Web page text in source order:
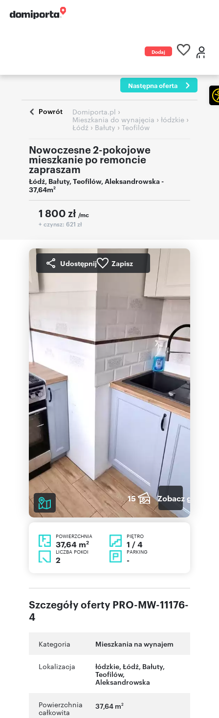
Dodaj
Następna oferta
Powrót Domiporta.pl ›
Mieszkania do wynajęcia › łódzkie ›
Łódź › Bałuty › Teofilów
Nowoczesne 2-pokojowe
mieszkanie po remoncie
zapraszam
Łódź, Bałuty,Teofilów,Aleksandrowska-
37,64m2
1 800 zł /mc
+ czynsz: 621 zł
Udostępnij Zapisz
15 Zobacz galerię
POWIERZCHNIA
37,64 m2
PIĘTRO
1 / 4
LICZBA POKOI
2
PARKING
-
Szczegóły oferty PRO-MW-11176-
4
Kategoria Mieszkania na wynajem
Lokalizacja łódzkie, Łódź, Bałuty,
Teofilów,
Aleksandrowska
Powierzchnia
całkowita
37,64 m2